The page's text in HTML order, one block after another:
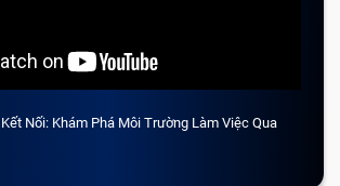
Nối: Khám Phá Môi Trường Làm Việc Qua